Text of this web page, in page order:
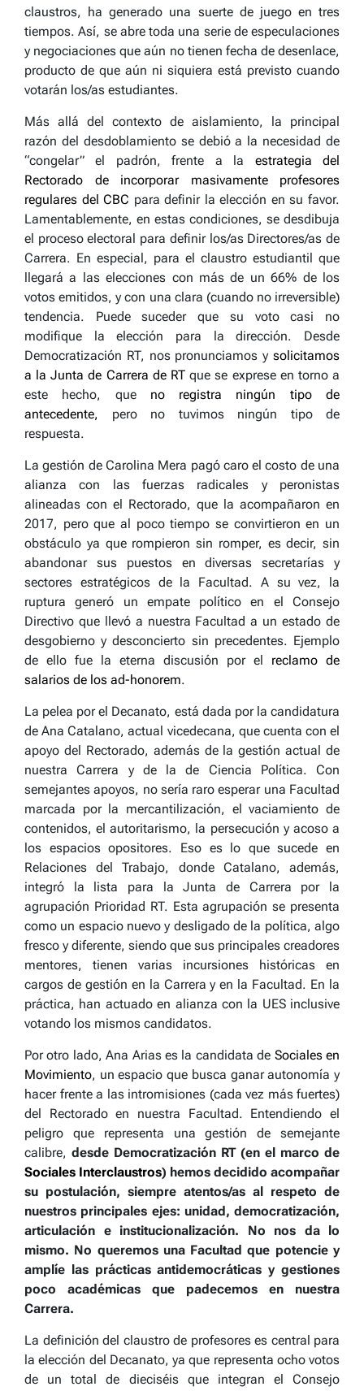
claustros, ha generado una suerte de juego en tres
tiempos. Así, se abre toda una serie de especulaciones
y negociaciones que aún no tienen fecha de desenlace,
producto de que aún ni siquiera está previsto cuando
votarán los/as estudiantes.
Más allá del contexto de aislamiento, la principal
razón del desdoblamiento se debió a la necesidad de
“congelar” el padrón, frente a la estrategia del
Rectorado de incorporar masivamente profesores
regulares del CBC para definir la elección en su favor.
Lamentablemente, en estas condiciones, se desdibuja
el proceso electoral para definir los/as Directores/as de
Carrera. En especial, para el claustro estudiantil que
llegará a las elecciones con más de un 66% de los
votos emitidos, y con una clara (cuando no irreversible)
tendencia. Puede suceder que su voto casi no
modifique la elección para la dirección. Desde
Democratización RT, nos pronunciamos y solicitamos
a la Junta de Carrera de RTque se exprese en torno a
este hecho, que no registra ningún tipo de
antecedente,
pero no tuvimos ningún tipo de
respuesta.
La gestión de Carolina Mera pagó caro el costo de una
alianza con las fuerzas radicales y peronistas
alineadas con el Rectorado, que la acompañaron en
2017, pero que al poco tiempo se convirtieron en un
obstáculo ya que rompieron sin romper, es decir, sin
abandonar sus puestos en diversas secretarías y
sectores estratégicos de la Facultad. A su vez, la
ruptura generó un empate político en el Consejo
Directivo que llevó a nuestra Facultad a un estado de
desgobierno y desconcierto sin precedentes. Ejemplo
de ello fue la eterna discusión por el reclamo de
salarios de los ad-honorem.
La pelea por el Decanato, está dada por la candidatura
de Ana Catalano, actual vicedecana, que cuenta con el
apoyo del Rectorado, además de la gestión actual de
nuestra Carrera y de la de Ciencia Política. Con
semejantes apoyos, no sería raro esperar una Facultad
marcada por la mercantilización, el vaciamiento de
contenidos, el autoritarismo, la persecución y acoso a
los espacios opositores. Eso es lo que sucede en
Relaciones del Trabajo, donde Catalano, además,
integró la lista para la Junta de Carrera por la
agrupación Prioridad RT. Esta agrupación se presenta
como un espacio nuevo y desligado de la política, algo
fresco y diferente, siendo que sus principales creadores
mentores, tienen varias incursiones históricas en
cargos de gestión en la Carrera y en la Facultad. En la
práctica, han actuado en alianza con la UES inclusive
votando los mismos candidatos.
Por otro lado, Ana Arias es la candidata de Sociales en
Movimiento, un espacio que busca ganar autonomía y
hacer frente a las intromisiones (cada vez más fuertes)
del Rectorado en nuestra Facultad. Entendiendo el
peligro que representa una gestión de semejante
calibre, desde Democratización RT (en el marco de
Sociales Interclaustros) hemos decidido acompañar
su postulación, siempre atentos/as al respeto de
nuestros principales ejes: unidad, democratización,
articulación e institucionalización.
No nos da lo
mismo. No queremos una Facultad que potencie y
amplíe las prácticas antidemocráticas y gestiones
poco académicas que padecemos en nuestra
Carrera.
La definición del claustro de profesores es central para
la elección del Decanato, ya que representa ocho votos
de un total de dieciséis que integran el Consejo